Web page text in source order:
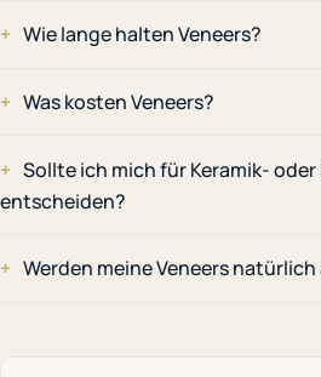
Wie lange halten Veneers?
Was kosten Veneers?
Sollte ich mich für Keramik-
entscheiden?
Werden meine Veneers